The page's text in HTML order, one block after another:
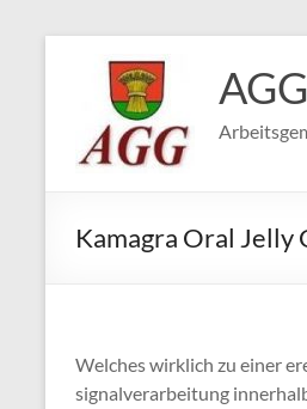
springen
Kamagra Oral Jelly
Welches wirklich zu einer
signalverarbeitung